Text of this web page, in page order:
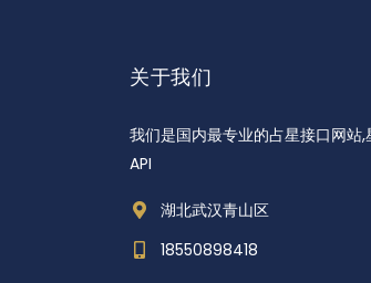
关于我们
我们是国内最专业的占星接口网站,
API
湖北武汉青山区
18550898418